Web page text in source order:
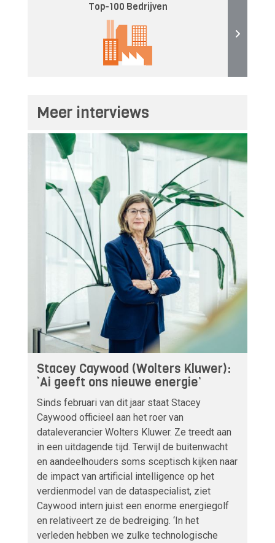
Top-100 Bedrijven
Meer interviews
Stacey Caywood (Wolters Kluwer):
‘Ai geeft ons nieuwe energie’
Sinds februari van dit jaar staat Stacey
Caywood officieel aan het roer van
dataleverancier Wolters Kluwer. Ze treedt aan
in een uitdagende tijd. Terwijl de buitenwacht
en aandeelhouders soms sceptisch kijken naar
de impact van artificial intelligence op het
verdienmodel van de dataspecialist, ziet
Caywood intern juist een enorme energiegolf
en relativeert ze de bedreiging. ‘In het
verleden hebben we zulke technologische